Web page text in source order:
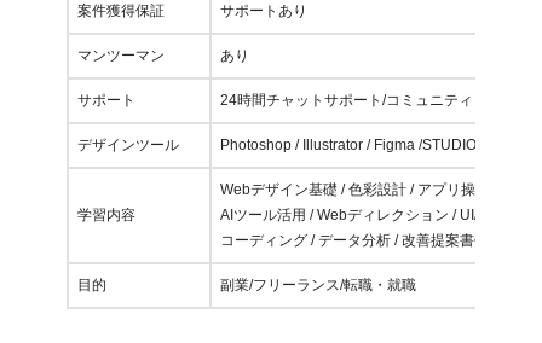
案件獲得保証 サポートあり
マンツーマン あり
サポート 24時間チャットサポート/コミュニティ
デザインツール Photoshop / Illustrator / Figma /STUDIO
学習内容
Webデザイン基礎 / 色彩設計 / アプリ操作 / レイ
AIツール活用 / Webディレクション / UI/UXデザ
コーディング / データ分析 / 改善提案書作成
目的 副業/フリーランス/転職・就職